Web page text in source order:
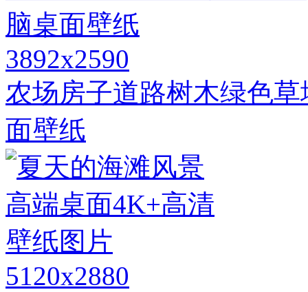
3892x2590
农场房子道路树木绿色
面壁纸
5120x2880